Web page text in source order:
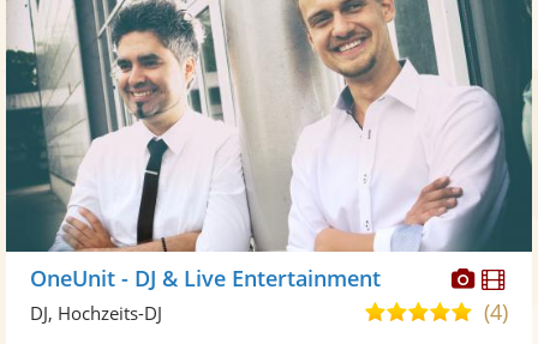
OneUnit - DJ & Live Entertainment
5,0(4)
DJ, Hochzeits-DJ